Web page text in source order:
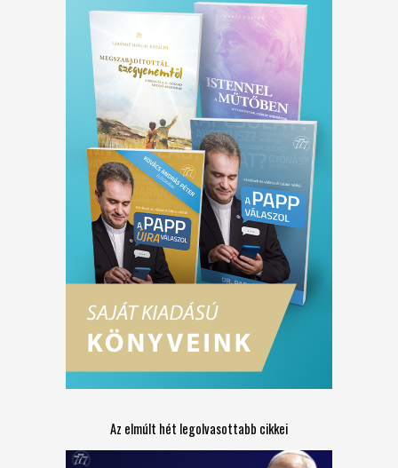
Az elmúlt hét legolvasottabb cikkei